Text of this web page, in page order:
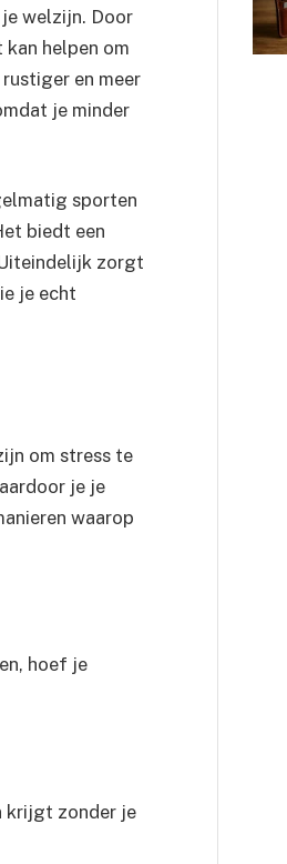
welzijn. Door
helpen om
en meer
je minder
sporten
biedt een
zorgt
je echt
om stress te
je je
waarop
hoef je
krijgt zonder je